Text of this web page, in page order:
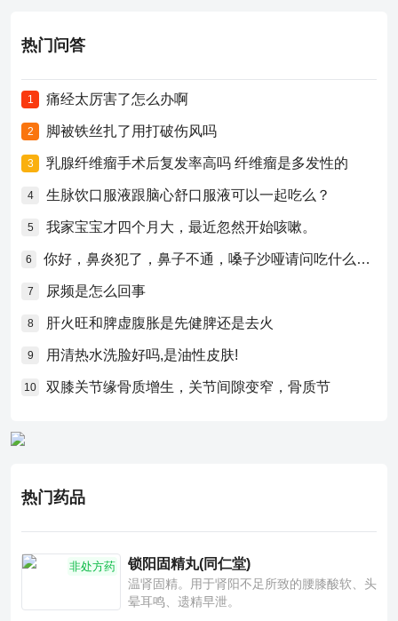
热门问答
1 痛经太厉害了怎么办啊
2 脚被铁丝扎了用打破伤风吗
3 乳腺纤维瘤手术后复发率高吗 纤维瘤是多发性的
4 生脉饮口服液跟脑心舒口服液可以一起吃么？
5 我家宝宝才四个月大，最近忽然开始咳嗽。
6 你好，鼻炎犯了，鼻子不通，嗓子沙哑请问吃什么药比较好？
7 尿频是怎么回事
8 肝火旺和脾虚腹胀是先健脾还是去火
9 用清热水洗脸好吗,是油性皮肤!
10 双膝关节缘骨质增生，关节间隙变窄，骨质节
热门药品
非处方药 锁阳固精丸(同仁堂)
温肾固精。用于肾阳不足所致的腰膝酸软、头
晕耳鸣、遗精早泄。